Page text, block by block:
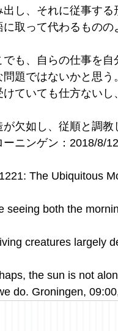
出し、それに従事す
に取って代わるものの
でも、自らの仕事を
問題ではないかと思
けていても仕方ないし
が欠如し、従順と調教
ーニンゲン：2018/8/
The Ubiquitous
seeing both the
creatures largely
the sun is not
do. Groningen,